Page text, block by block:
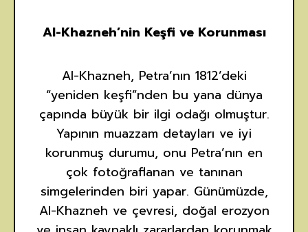
Al-Khazneh’nin Keşfi ve Korunması
Al-Khazneh, Petra’nın 1812’deki
“yeniden keşfi”nden bu yana dünya
çapında büyük bir ilgi odağı olmuştur.
Yapının muazzam detayları ve iyi
korunmuş durumu, onu Petra’nın en
çok fotoğraflanan ve tanınan
simgelerinden biri yapar. Günümüzde,
Al-Khazneh ve çevresi, doğal erozyon